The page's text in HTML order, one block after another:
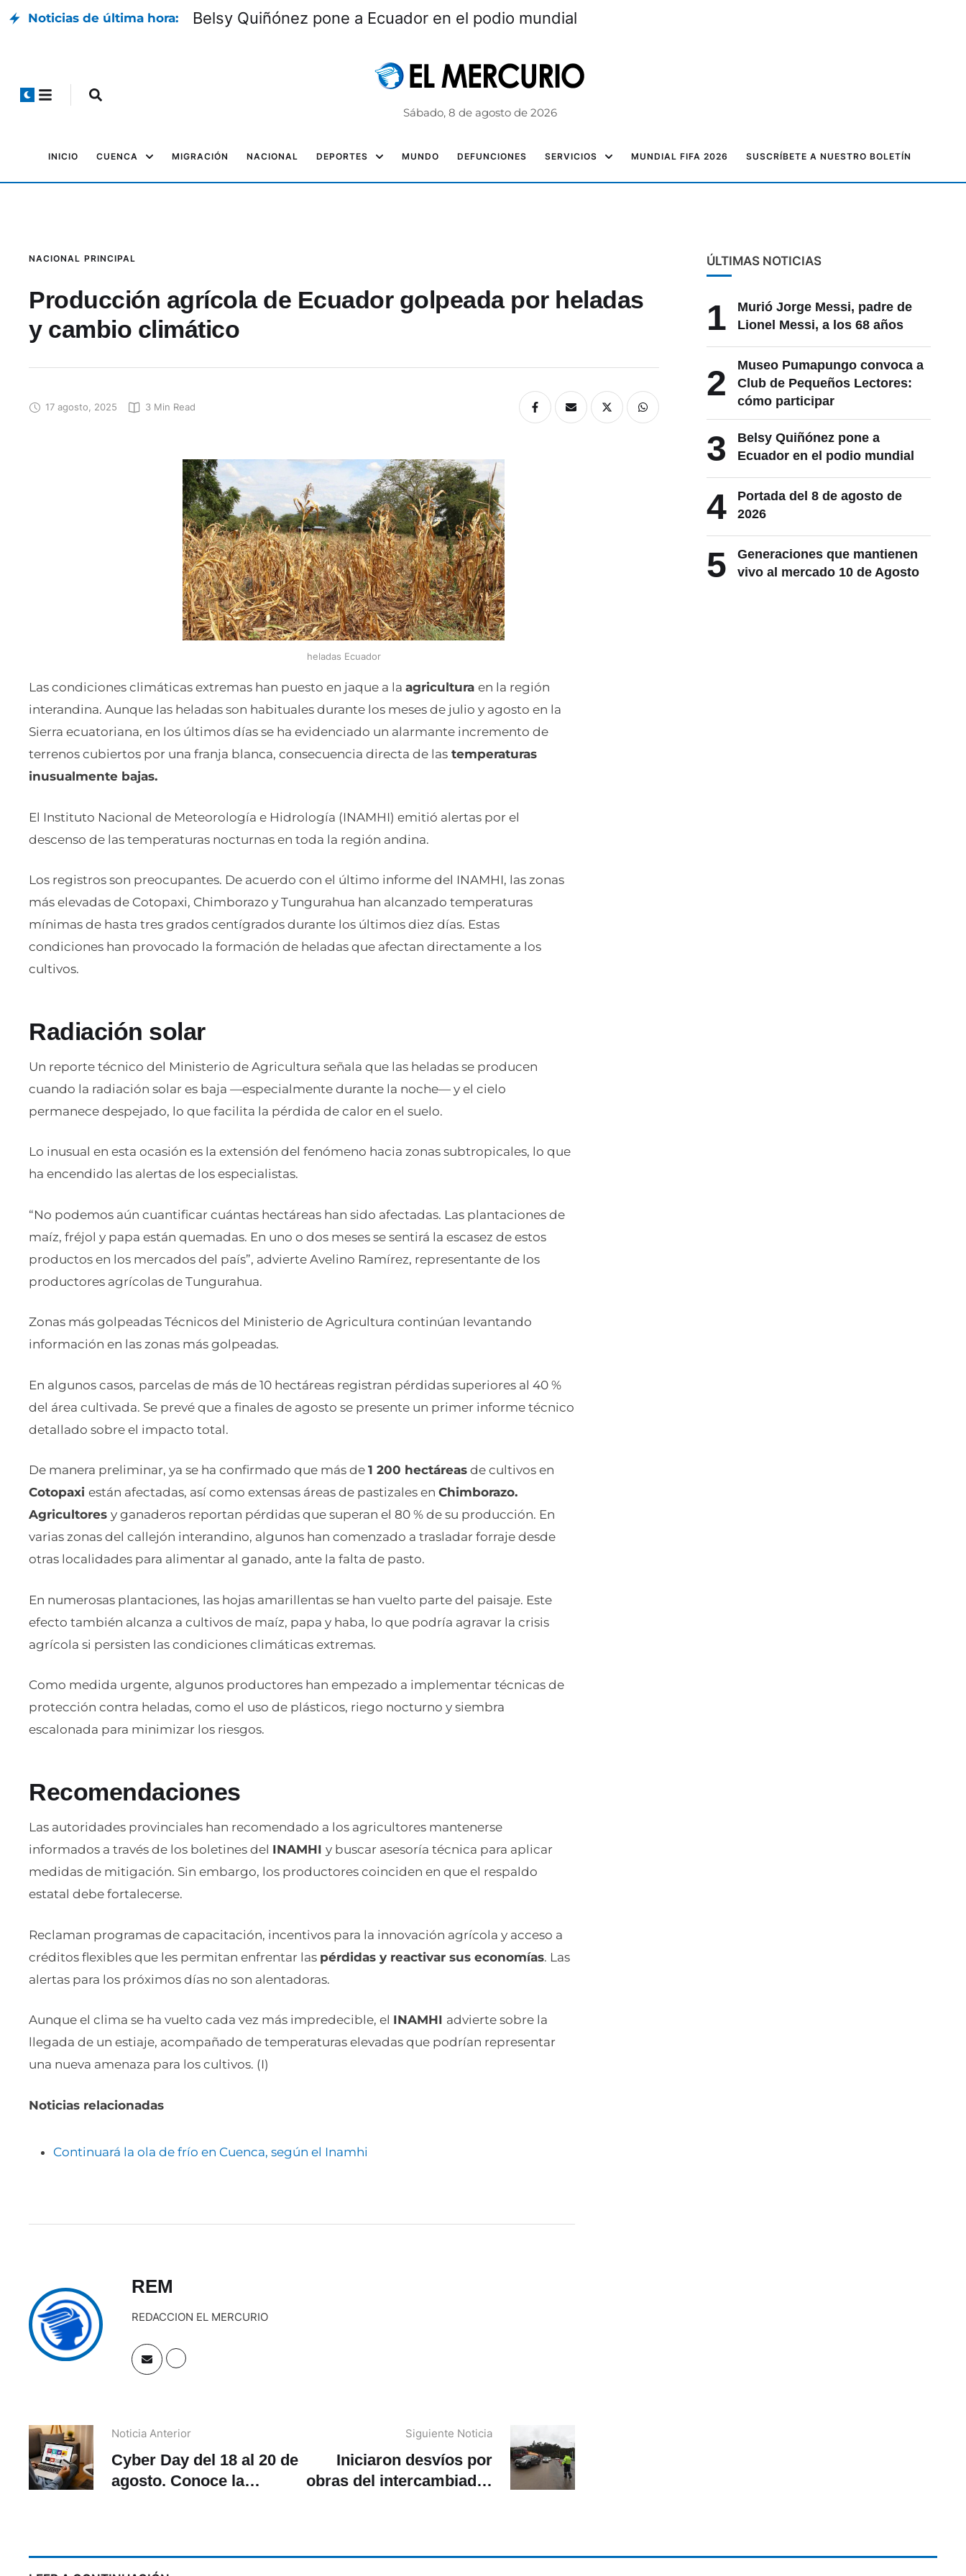
Noticias de última hora: Belsy Quiñónez pone a Ecuador en el podio mundial
Sábado, 8 de agosto de 2026
INICIO CUENCA MIGRACIÓN NACIONAL DEPORTES MUNDO DEFUNCIONES SERVICIOS MUNDIAL FIFA 2026 SUSCRÍBETE A NUESTRO BOLETÍN
NACIONAL PRINCIPAL
Producción agrícola de Ecuador golpeada por heladas
y cambio climático
17 agosto, 2025 3 Min Read
heladas Ecuador
Las condiciones climáticas extremas han puesto en jaque a la agricultura en la región
interandina. Aunque las heladas son habituales durante los meses de julio y agosto en la
Sierra ecuatoriana, en los últimos días se ha evidenciado un alarmante incremento de
terrenos cubiertos por una franja blanca, consecuencia directa de las temperaturas
inusualmente bajas.
El Instituto Nacional de Meteorología e Hidrología (INAMHI) emitió alertas por el
descenso de las temperaturas nocturnas en toda la región andina.
Los registros son preocupantes. De acuerdo con el último informe del INAMHI, las zonas
más elevadas de Cotopaxi, Chimborazo y Tungurahua han alcanzado temperaturas
mínimas de hasta tres grados centígrados durante los últimos diez días. Estas
condiciones han provocado la formación de heladas que afectan directamente a los
cultivos.
Radiación solar
Un reporte técnico del Ministerio de Agricultura señala que las heladas se producen
cuando la radiación solar es baja —especialmente durante la noche— y el cielo
permanece despejado, lo que facilita la pérdida de calor en el suelo.
Lo inusual en esta ocasión es la extensión del fenómeno hacia zonas subtropicales, lo que
ha encendido las alertas de los especialistas.
“No podemos aún cuantificar cuántas hectáreas han sido afectadas. Las plantaciones de
maíz, fréjol y papa están quemadas. En uno o dos meses se sentirá la escasez de estos
productos en los mercados del país”, advierte Avelino Ramírez, representante de los
productores agrícolas de Tungurahua.
Zonas más golpeadas Técnicos del Ministerio de Agricultura continúan levantando
información en las zonas más golpeadas.
En algunos casos, parcelas de más de 10 hectáreas registran pérdidas superiores al 40 %
del área cultivada. Se prevé que a finales de agosto se presente un primer informe técnico
detallado sobre el impacto total.
De manera preliminar, ya se ha confirmado que más de 1 200 hectáreas de cultivos en
Cotopaxi están afectadas, así como extensas áreas de pastizales en Chimborazo.
Agricultores y ganaderos reportan pérdidas que superan el 80 % de su producción. En
varias zonas del callejón interandino, algunos han comenzado a trasladar forraje desde
otras localidades para alimentar al ganado, ante la falta de pasto.
En numerosas plantaciones, las hojas amarillentas se han vuelto parte del paisaje. Este
efecto también alcanza a cultivos de maíz, papa y haba, lo que podría agravar la crisis
agrícola si persisten las condiciones climáticas extremas.
Como medida urgente, algunos productores han empezado a implementar técnicas de
protección contra heladas, como el uso de plásticos, riego nocturno y siembra
escalonada para minimizar los riesgos.
Recomendaciones
Las autoridades provinciales han recomendado a los agricultores mantenerse
informados a través de los boletines del INAMHI y buscar asesoría técnica para aplicar
medidas de mitigación. Sin embargo, los productores coinciden en que el respaldo
estatal debe fortalecerse.
Reclaman programas de capacitación, incentivos para la innovación agrícola y acceso a
créditos flexibles que les permitan enfrentar las pérdidas y reactivar sus economías. Las
alertas para los próximos días no son alentadoras.
Aunque el clima se ha vuelto cada vez más impredecible, el INAMHI advierte sobre la
llegada de un estiaje, acompañado de temperaturas elevadas que podrían representar
una nueva amenaza para los cultivos. (I)
Noticias relacionadas
Continuará la ola de frío en Cuenca, según el Inamhi
REM
REDACCION EL MERCURIO
Noticia Anterior
Cyber Day del 18 al 20 de
agosto. Conoce la
Siguiente Noticia
Iniciaron desvíos por
obras del intercambiador
ÚLTIMAS NOTICIAS
1
Murió Jorge Messi, padre de
Lionel Messi, a los 68 años
2
Museo Pumapungo convoca a
Club de Pequeños Lectores:
cómo participar
3
Belsy Quiñónez pone a
Ecuador en el podio mundial
4
Portada del 8 de agosto de
2026
5
Generaciones que mantienen
vivo al mercado 10 de Agosto